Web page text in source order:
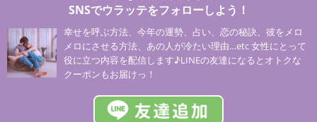
SNSでウラッテをフォローしよう！
幸せを呼ぶ方法、今年の運勢、占い、恋の秘訣、彼をメロ
メロにさせる方法、あの人が冷たい理由…etc 女性にとって
役に立つ内容を配信します♪LINEの友達になるとオトクな
クーポンもお届けっ！